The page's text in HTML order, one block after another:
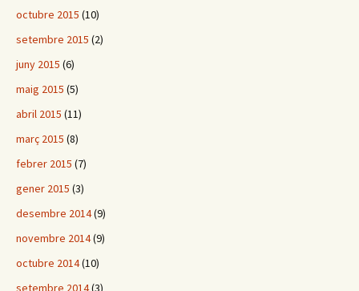
octubre 2015 (10)
setembre 2015 (2)
juny 2015 (6)
maig 2015 (5)
abril 2015 (11)
març 2015 (8)
febrer 2015 (7)
gener 2015 (3)
desembre 2014(9)
novembre 2014(9)
octubre 2014(10)